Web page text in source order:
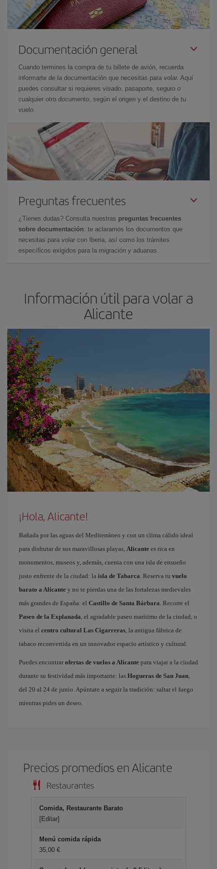
Documentación general
Cuando termines la compra de tu billete de avión, recuerda
informarte de la documentación que necesitas para volar. Aquí
puedes consultar si requieres visado, pasaporte, seguro o
cualquier otro documento, según el origen y el destino de tu
vuelo.
Preguntas frecuentes
¿Tienes dudas? Consulta nuestras preguntas frecuentes
sobre documentación: te aclaramos los documentos que
necesitas para volar con Iberia, así como los trámites
específicos exigidos para la migración y aduanas.
Información útil para volar a
Alicante
¡Hola, Alicante!
Bañada por las aguas del Mediterráneo y con un clima cálido ideal
para disfrutar de sus maravillosas playas, Alicante es rica en
monumentos, museos y, además, cuenta con una isla de ensueño
justo enfrente de la ciudad: la isla de Tabarca. Reserva tu vuelo
barato a Alicante y no te pierdas una de las fortalezas medievales
más grandes de España: el Castillo de Santa Bárbara. Recorre el
Paseo de la Explanada, el agradable paseo marítimo de la ciudad, o
visita el centro cultural Las Cigarreras, la antigua fábrica de
tabaco reconvertida en un innovador espacio artístico y cultural.
Puedes encontrar ofertas de vuelos a Alicante para viajar a la ciudad
durante su festividad más importante: las Hogueras de San Juan,
del 20 al 24 de junio. Apúntate a seguir la tradición: saltar el fuego
mientras pides un deseo.
Precios promedios en Alicante
Restaurantes
Comida, Restaurante Barato
[Editar]
Menú comida rápida
35,00 €